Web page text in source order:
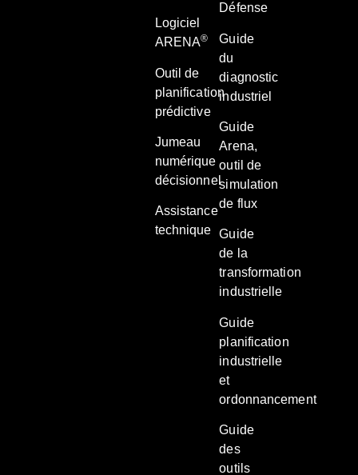
Logiciel
ARENA®
Outil de
planification
prédictive
Jumeau
numérique
décisionnel
Assistance
technique
Défense
Guide
du
diagnostic
industriel
Guide
Arena,
outil de
simulation
de flux
Guide
de la
transformation
industrielle
Guide
planification
industrielle
et
ordonnancement
Guide
des
outils